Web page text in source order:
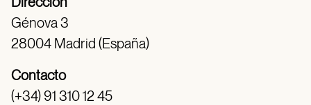
Génova 3
28004 Madrid (España)
Contacto
(+34) 91 310 12 45